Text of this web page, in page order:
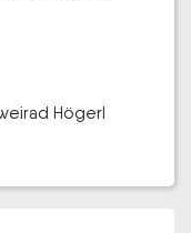
Högerl